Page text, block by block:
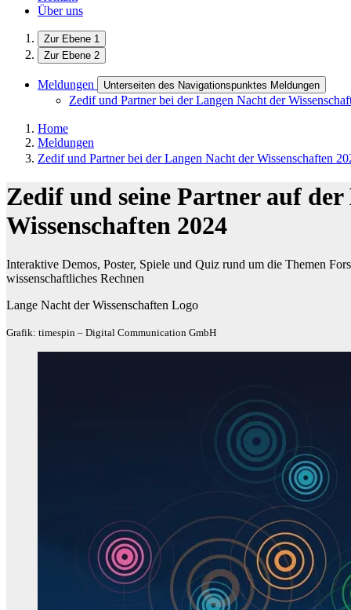
Über uns
Zur Ebene 1
Zur Ebene 2
Meldungen Unterseiten des Navigationspunktes Meldungen
Zedif und Partner bei der Langen Nacht der
Home
Meldungen
Zedif und Partner bei der Langen Nacht der Wissenschaften
Zedif und seine Partner auf
Wissenschaften 2024
Interaktive Demos, Poster, Spiele und Quiz rund um die Themen
wissenschaftliches Rechnen
Lange Nacht der Wissenschaften Logo
Grafik: timespin – Digital Communication GmbH